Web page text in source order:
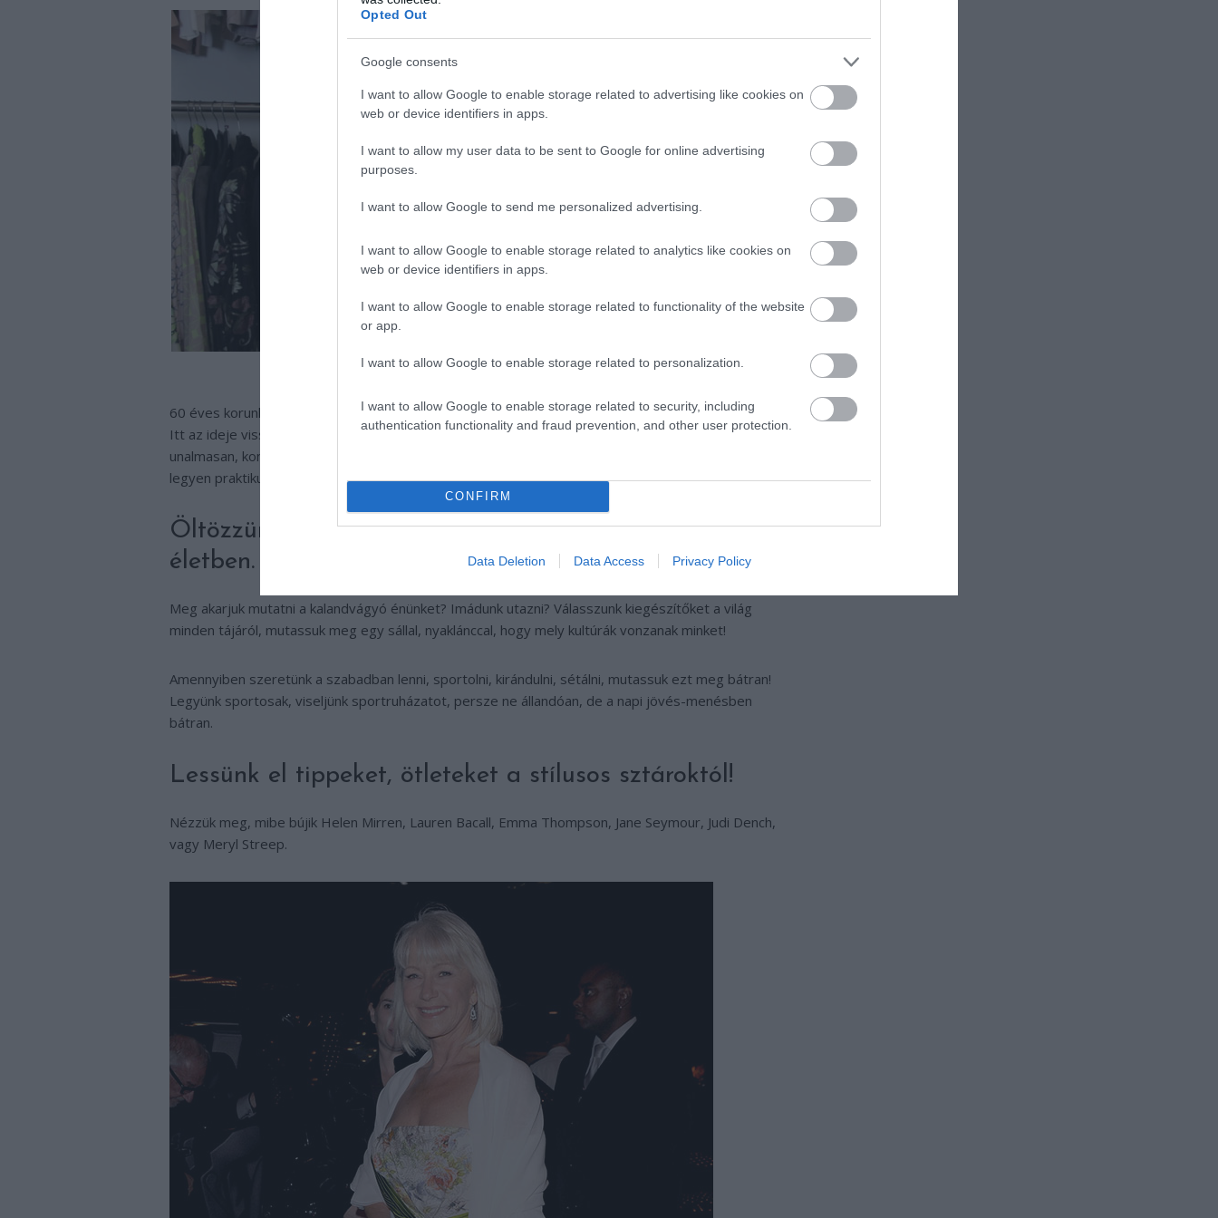
Opted Out
Google consents
I want to allow Google to enable storage related to advertising like cookies on
web or device identifiers in apps.
I want to allow my user data to be sent to Google for online advertising
purposes.
I want to allow Google to send me personalized advertising.
I want to allow Google to enable storage related to analytics like cookies on
web or device identifiers in apps.
I want to allow Google to enable storage related to functionality of the website
or app.
I want to allow Google to enable storage related to personalization.
I want to allow Google to enable storage related to security, including
authentication functionality and fraud prevention, and other user protection.
CONFIRM
Data Deletion Data Access Privacy Policy
Fotó: sixtyandme.com
60 éves korunkra már annyi mindent láttunk a divatban, ki is próbálhattuk, amit ki szerettünk volna.
Itt az ideje visszatérni a klasszikus stílushoz, ez azonban egyáltalán nem azt jelenti, hogy
unalmasan, konzervatívan kellene öltözködnünk! Fókuszáljunk a technikai öltözésre – ruházatunk
legyen praktikus, kényelmes. Nem kirakatbábuk vagyunk!
Öltözzünk ahhoz a „szerephez”, amilyenek vagyunk az
életben.
Meg akarjuk mutatni a kalandvágyó énünket? Imádunk utazni? Válasszunk kiegészítőket a világ
minden tájáról, mutassuk meg egy sállal, nyaklánccal, hogy mely kultúrák vonzanak minket!
Amennyiben szeretünk a szabadban lenni, sportolni, kirándulni, sétálni, mutassuk ezt meg bátran!
Legyünk sportosak, viseljünk sportruházatot, persze ne állandóan, de a napi jövés-menésben
bátran.
Lessünk el tippeket, ötleteket a stílusos sztároktól!
Nézzük meg, mibe bújik Helen Mirren, Lauren Bacall, Emma Thompson, Jane Seymour, Judi Dench,
vagy Meryl Streep.